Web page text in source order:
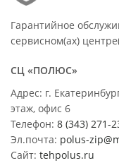
Гарантийное
сервисном(ах)
СЦ «ПОЛЮС»
Адрес: г.
этаж, офис 6
Телефон: 8 (343) 271-
Эл.почта: polus-
Сайт: tehpolus.ru